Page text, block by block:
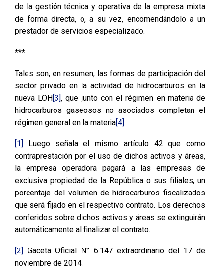
de la gestión técnica y operativa de la empresa mixta
de forma directa, o, a su vez, encomendándolo a un
prestador de servicios especializado.
***
Tales son, en resumen, las formas de participación del
sector privado en la actividad de hidrocarburos en la
nueva LOH [3], que junto con el régimen en materia de
hidrocarburos gaseosos no asociados completan el
régimen general en la materia [4] .
[1]
Luego señala el mismo artículo 42 que como
contraprestación por el uso de dichos activos y áreas,
la empresa operadora pagará a las empresas de
exclusiva propiedad de la República o sus filiales, un
porcentaje del volumen de hidrocarburos fiscalizados
que será fijado en el respectivo contrato. Los derechos
conferidos sobre dichos activos y áreas se extinguirán
automáticamente al finalizar el contrato.
[2]
Gaceta Oficial N° 6.147 extraordinario del 17 de
noviembre de 2014.